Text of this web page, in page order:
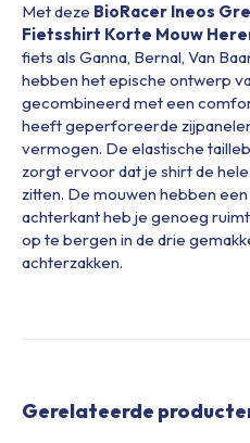
Met deze BioRacer Ineos
Fietsshirt Korte Mouw
fiets als Ganna, Bernal, Van
hebben het epische ontwerp
gecombineerd met een
heeft geperforeerde
vermogen. De elastische
zorgt ervoor dat je shirt de
zitten. De mouwen hebben
achterkant heb je genoeg
op te bergen in de drie
achterzakken.
Gerelateerde